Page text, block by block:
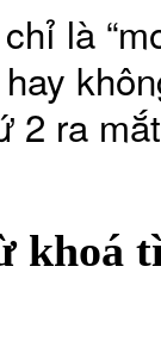
là
2 ra
khoá